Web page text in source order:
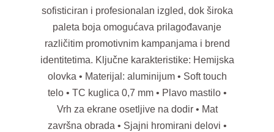
sofisticiran i profesionalan izgled, dok široka
paleta boja omogućava prilagođavanje
različitim promotivnim kampanjama i brend
identitetima. Ključne karakteristike: Hemijska
olovka • Materijal: aluminijum • Soft touch
telo • TC kuglica 0,7 mm • Plavo mastilo •
Vrh za ekrane osetljive na dodir • Mat
završna obrada • Sjajni hromirani delovi •